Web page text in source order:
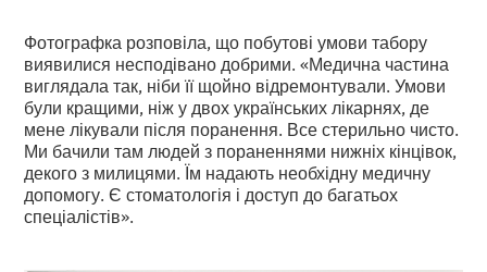
Фотографка розповіла, що побутові умови табору
виявилися несподівано добрими. «Медична частина
виглядала так, ніби її щойно відремонтували. Умови
були кращими, ніж у двох українських лікарнях, де
мене лікували після поранення. Все стерильно чисто.
Ми бачили там людей з пораненнями нижніх кінцівок,
декого з милицями. Їм надають необхідну медичну
допомогу. Є стоматологія і доступ до багатьох
спеціалістів».